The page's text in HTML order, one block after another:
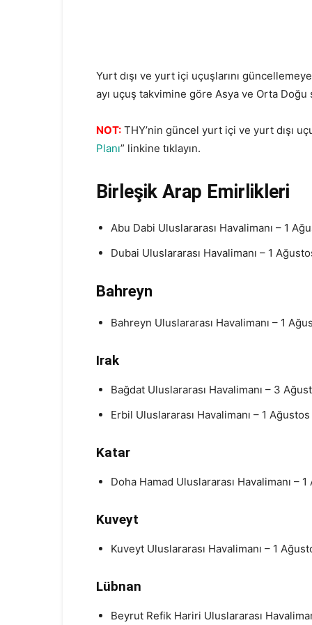
Yurt dışı ve yurt içi uçuşlarını
ayı uçuş takvimine göre Asya ve Orta
NOT: THY’nin güncel yurt içi ve yurt dışı
Planı” linkine tıklayın.
Birleşik Arap Emirlikleri
Abu Dabi Uluslararası Havalimanı – 1
Dubai Uluslararası Havalimanı – 1
Bahreyn
Bahreyn Uluslararası Havalimanı – 1
Irak
Bağdat Uluslararası Havalimanı – 3
Erbil Uluslararası Havalimanı – 1
Katar
Doha Hamad Uluslararası Havalimanı –
Kuveyt
Kuveyt Uluslararası Havalimanı – 1
Lübnan
Beyrut Refik Hariri Uluslararası